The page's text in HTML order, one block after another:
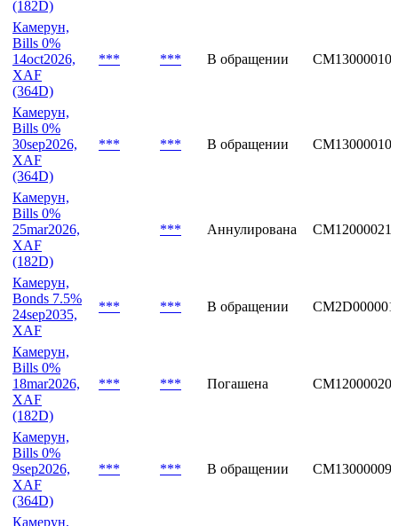
(182D)
Камерун,
Bills 0%
14oct2026,
XAF
(364D)
*** *** В обращении
Камерун,
Bills 0%
30sep2026,
XAF
(364D)
*** *** В обращении
Камерун,
Bills 0%
25mar2026,
XAF
(182D)
*** Аннулирована
Камерун,
Bonds 7.5%
24sep2035,
XAF
*** *** В обращении
Камерун,
Bills 0%
18mar2026,
XAF
(182D)
*** *** Погашена
Камерун,
Bills 0%
9sep2026,
XAF
(364D)
*** *** В обращении
Камерун,